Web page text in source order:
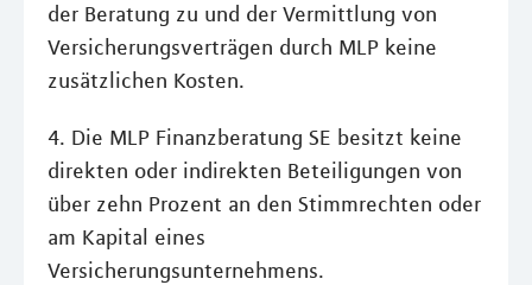
der Beratung zu und der Vermittlung von
Versicherungsverträgen durch MLP keine
zusätzlichen Kosten.
4. Die MLP Finanzberatung SE besitzt keine
direkten oder indirekten Beteiligungen von
über zehn Prozent an den Stimmrechten oder
am Kapital eines
Versicherungsunternehmens.